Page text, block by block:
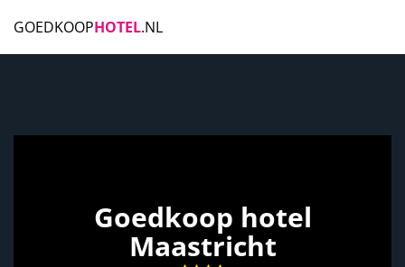
GOEDKOOPHOTEL.NL
Goedkoop hotel
Maastricht